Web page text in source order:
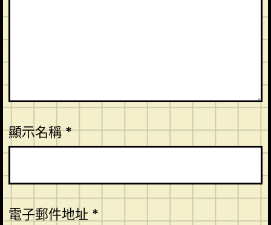
顯示名稱*
電子郵件地址 *